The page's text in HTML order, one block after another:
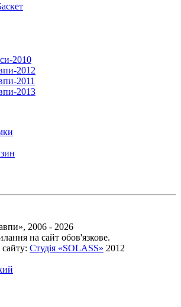
2010
2012
2011
2013
2006 - 2026
на сайт обов'язкове.
Студія «SOLASS» 2012